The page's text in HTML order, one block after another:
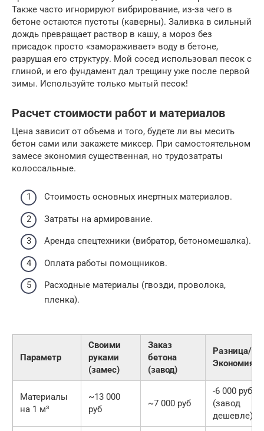
Также часто игнорируют вибрирование, из-за чего в
бетоне остаются пустоты (каверны). Заливка в сильный
дождь превращает раствор в кашу, а мороз без
присадок просто «замораживает» воду в бетоне,
разрушая его структуру. Мой сосед использовал песок с
глиной, и его фундамент дал трещину уже после первой
зимы. Используйте только мытый песок!
Расчет стоимости работ и материалов
Цена зависит от объема и того, будете ли вы месить
бетон сами или закажете миксер. При самостоятельном
замесе экономия существенная, но трудозатраты
колоссальные.
Стоимость основных инертных материалов.
Затраты на армирование.
Аренда спецтехники (вибратор, бетономешалка).
Оплата работы помощников.
Расходные материалы (гвозди, проволока,
пленка).
Параметр
Своими
руками
(замес)
Заказ
бетона
(завод)
Разница/
Экономия
Материалы
на 1 м³
~13 000
руб
~7 000 руб
-6 000 руб
(завод
дешевле)